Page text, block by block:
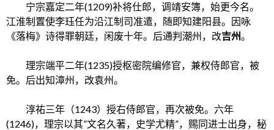
宁宗嘉定二年(1209)补将仕郎，调靖安簿，始更今名。
江淮制置使李珏任为沿江制司准遣，随即知建阳县。因咏
《落梅》诗得罪朝廷，闲废十年。后通判潮州，改吉州。
理宗端平二年(1235)授枢密院编修官，兼权侍郎官，被
免。后出知漳州，改袁州。
淳祐三年（1243）授右侍郎官，再次被免。六年
(1246)，理宗以其”文名久著，史学尤精”，赐同进士出身，秘